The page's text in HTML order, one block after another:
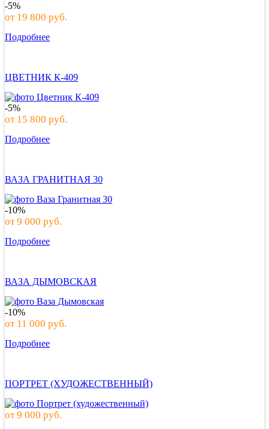
-5%
от 19 800 руб.
Подробнее
ЦВЕТНИК К-409
-5%
от 15 800 руб.
Подробнее
ВАЗА ГРАНИТНАЯ 30
-10%
от9 000 руб.
Подробнее
ВАЗА ДЫМОВСКАЯ
-10%
от 11 000 руб.
Подробнее
ПОРТРЕТ (ХУДОЖЕСТВЕННЫЙ)
от9 000 руб.